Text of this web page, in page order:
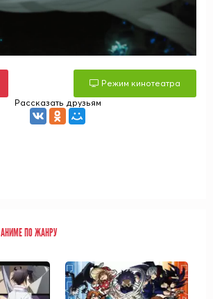
Режим кинотеатра
Рассказать друзьям
АНИМЕ ПО ЖАНРУ